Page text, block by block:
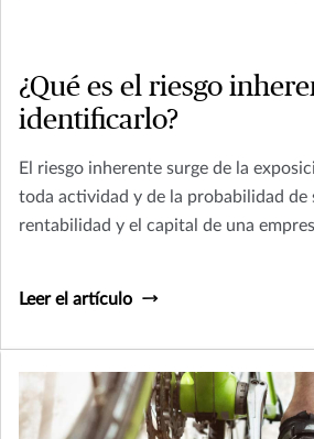
¿Qué es el riesgo
identificarlo?
El riesgo inherente surge de la
toda actividad y de la probabilidad de
rentabilidad y el capital de una
Leer el artículo